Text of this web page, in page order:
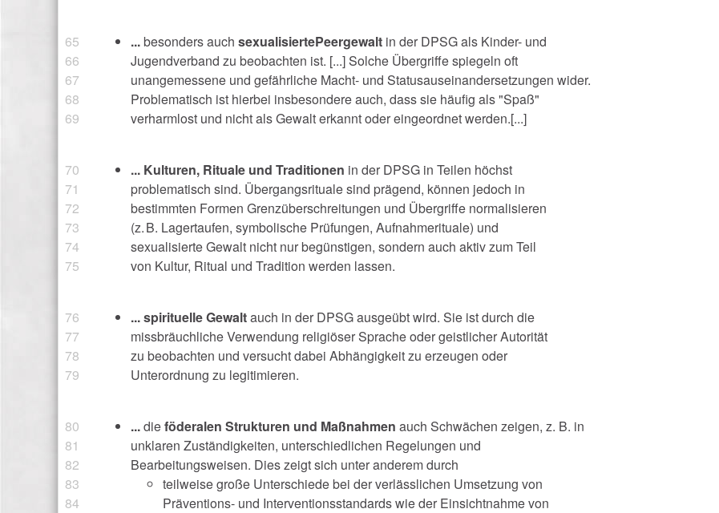
...besonders auch sexualisiertePeergewalt in der DPSG als Kinder- und
Jugendverband zu beobachten ist. [...] Solche Übergriffe spiegeln oft
unangemessene und gefährliche Macht- und Statusauseinandersetzungen wider.
Problematisch ist hierbei insbesondere auch, dass sie häufig als "Spaß"
verharmlost und nicht als Gewalt erkannt oder eingeordnet werden.[...]
... Kulturen, Rituale und Traditionen in der DPSG in Teilen höchst
problematisch sind. Übergangsrituale sind prägend, können jedoch in
bestimmten Formen Grenzüberschreitungen und Übergriffe normalisieren
(z. B. Lagertaufen, symbolische Prüfungen, Aufnahmerituale) und
sexualisierte Gewalt nicht nur begünstigen, sondern auch aktiv zum Teil
von Kultur, Ritual und Tradition werden lassen.
... spirituelle Gewaltauch in der DPSG ausgeübt wird. Sie ist durch die
missbräuchliche Verwendung religiöser Sprache oder geistlicher Autorität
zu beobachten und versucht dabei Abhängigkeit zu erzeugen oder
Unterordnung zu legitimieren.
...dieföderalen Strukturen und Maßnahmen auch Schwächen zeigen, z. B. in
unklaren Zuständigkeiten, unterschiedlichen Regelungen und
Bearbeitungsweisen. Dies zeigt sich unter anderem durch
teilweise große Unterschiede bei der verlässlichen Umsetzung von
Präventions- und Interventionsstandards wie der Einsichtnahme von